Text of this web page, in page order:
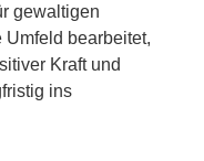
gewaltigen
bearbeitet,
Kraft und
ins